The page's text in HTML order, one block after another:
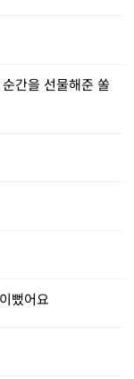
간을 선물해준 쏠
뻤어요